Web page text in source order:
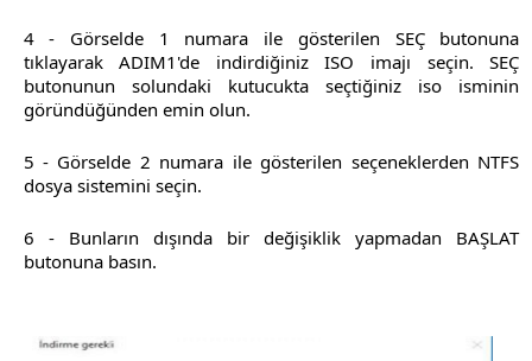
4 - Görselde 1 numara ile gösterilen SEÇ butonuna
tıklayarak ADIM1'de indirdiğiniz ISO imajı seçin. SEÇ
butonunun solundaki kutucukta seçtiğiniz iso isminin
göründüğünden emin olun.
5 - Görselde 2 numara ile gösterilen seçeneklerden NTFS
dosya sistemini seçin.
6 - Bunların dışında bir değişiklik yapmadan BAŞLAT
butonuna basın.